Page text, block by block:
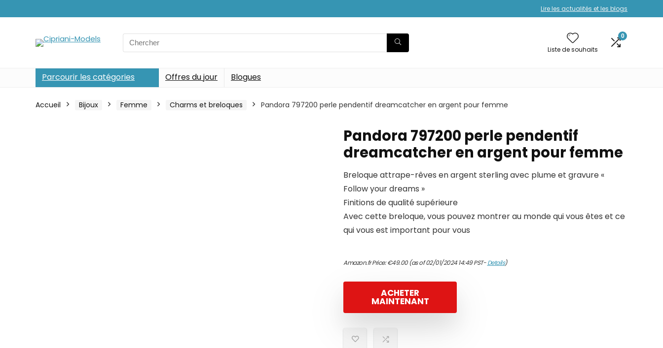
Lire les actualités et les blogs
Search
for:
Liste de souhaits
0
Parcourir les catégories Offres du jour Blogues
Accueil Bijoux Femme Charms et breloques Pandora 797200 perle pendentif dreamcatcher en argent pour femme
Pandora 797200 perle pendentif
dreamcatcher en argent pour femme
Breloque attrape-rêves en argent sterling avec plume et gravure «
Follow your dreams »
Finitions de qualité supérieure
Avec cette breloque, vous pouvez montrer au monde qui vous êtes et ce
qui vous est important pour vous
Amazon.fr Price:€49.00(as of 02/01/2024 14:49 PST-Details)
ACHETER
MAINTENANT